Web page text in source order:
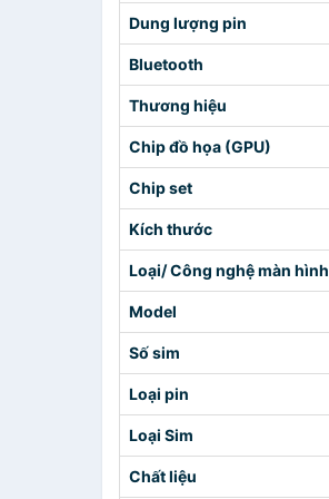
Dung lượng pin
Bluetooth
Thương hiệu
Chip đồ họa (GPU)
Chip set
Kích thước
Loại/ Công nghệ màn hình
Model
Số sim
Loại pin
Loại Sim
Chất liệu